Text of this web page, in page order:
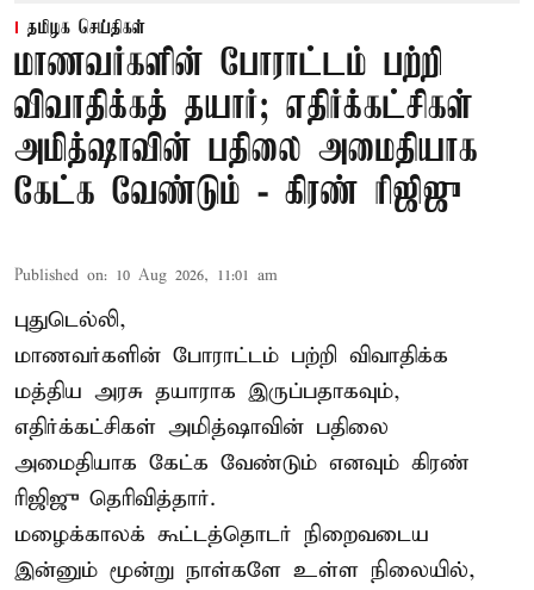
தமிழக செய்திகள்
மாணவர்களின் போராட்டம் பற்றி
விவாதிக்கத் தயார்; எதிர்க்கட்சிகள்
அமித்ஷாவின் பதிலை அமைதியாக
கேட்க வேண்டும் - கிரண் ரிஜிஜு
Published on: 10 Aug 2026, 11:01 am
புதுடெல்லி,
மாணவர்களின் போராட்டம் பற்றி விவாதிக்க
மத்திய அரசு தயாராக இருப்பதாகவும்,
எதிர்க்கட்சிகள் அமித்ஷாவின் பதிலை
அமைதியாக கேட்க வேண்டும் எனவும் கிரண்
ரிஜிஜு தெரிவித்தார்.
மழைக்காலக் கூட்டத்தொடர் நிறைவடைய
இன்னும் மூன்று நாள்களே உள்ள நிலையில்,